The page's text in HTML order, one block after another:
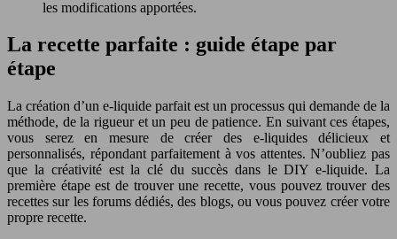
les modifications apportées.
La recette parfaite : guide étape par
étape
La création d’un e-liquide parfait est un processus qui demande de la
méthode, de la rigueur et un peu de patience. En suivant ces étapes,
vous serez en mesure de créer des e-liquides délicieux et
personnalisés, répondant parfaitement à vos attentes. N’oubliez pas
que la créativité est la clé du succès dans le DIY e-liquide. La
première étape est de trouver une recette, vous pouvez trouver des
recettes sur les forums dédiés, des blogs, ou vous pouvez créer votre
propre recette.